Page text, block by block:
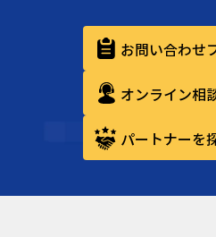
お問い合わせ
オンライン相
パートナーを